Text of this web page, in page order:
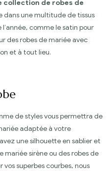
collection de robes de
dans une multitude de tissus
comme le satin pour
des robes de mariée avec
et à tout lieu.
de styles vous permettra de
adaptée à votre
une silhouette en sablier et
mariée sirène ou des robes de
superbes courbes, nous